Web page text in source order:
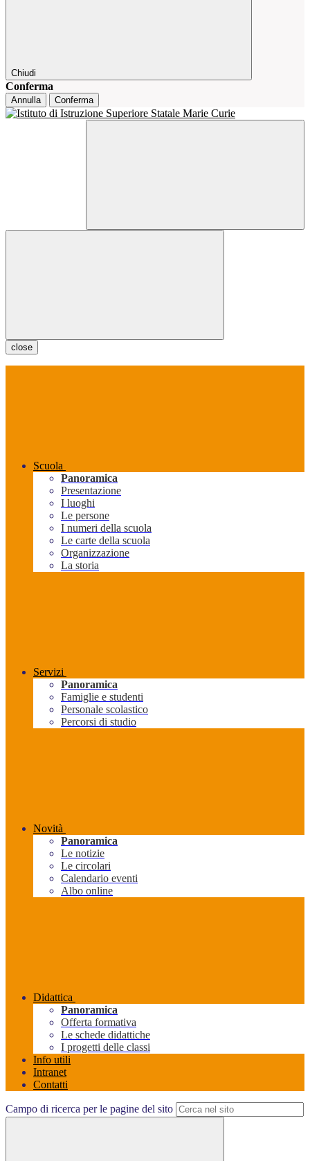
Chiudi
Conferma
Annulla Conferma
close
Scuola
Panoramica
Presentazione
I luoghi
Le persone
I numeri della scuola
Le carte della scuola
Organizzazione
La storia
Servizi
Panoramica
Famiglie e studenti
Personale scolastico
Percorsi di studio
Novità
Panoramica
Le notizie
Le circolari
Calendario eventi
Albo online
Didattica
Panoramica
Offerta formativa
Le schede didattiche
I progetti delle classi
Info utili
Intranet
Contatti
Campo di ricerca per le pagine del sito